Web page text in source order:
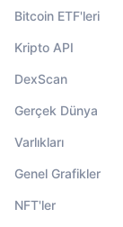
Bitcoin ETF'leri
Kripto API
DexScan
Gerçek Dünya
Varlıkları
Genel Grafikler
NFT'ler